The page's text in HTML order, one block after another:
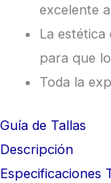
excelente
La
para que
Toda la
Guía de Tallas
Descripción
Especificaciones